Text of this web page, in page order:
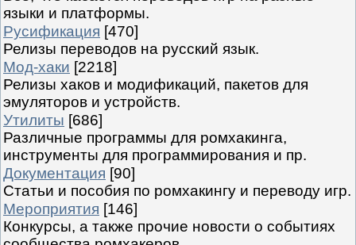
языки и платформы.
Русификация [470]
Релизы переводов на русский язык.
Мод-хаки [2218]
Релизы хаков и модификаций, пакетов для
эмуляторов и устройств.
Утилиты [686]
Различные программы для ромхакинга,
инструменты для программирования и пр.
Документация [90]
Статьи и пособия по ромхакингу и переводу игр.
Мероприятия [146]
Конкурсы, а также прочие новости о событиях